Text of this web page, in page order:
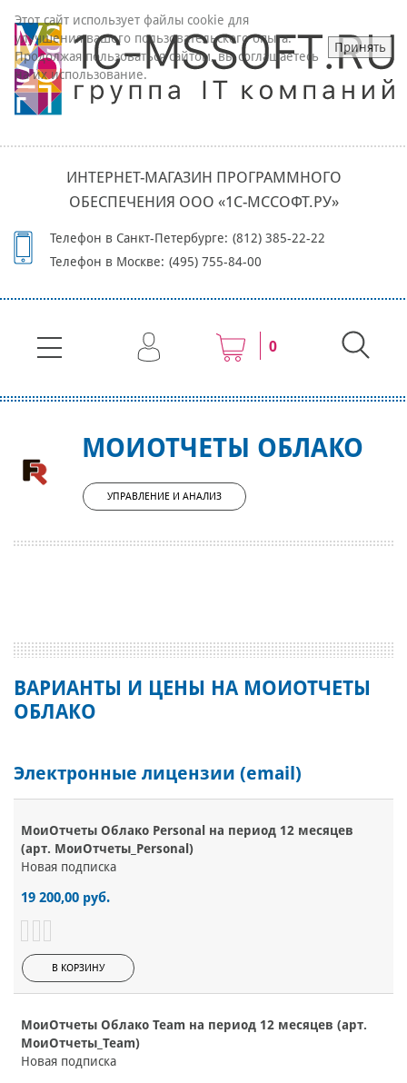
ИНТЕРНЕТ-МАГАЗИН ПРОГРАММНОГО
ОБЕСПЕЧЕНИЯ ООО «1С-МССОФТ.РУ»
Телефон в Санкт-Петербурге: (812) 385-22-22
Телефон в Москве: (495) 755-84-00
0
МОИОТЧЕТЫ ОБЛАКО
УПРАВЛЕНИЕ И АНАЛИЗ
ВАРИАНТЫ И ЦЕНЫ НА МОИОТЧЕТЫ
ОБЛАКО
Электронные лицензии (email)
МоиОтчеты Облако Personal на период 12 месяцев
(арт. МоиОтчеты_Personal)
Новая подписка
19 200,00 руб.
В КОРЗИНУ
МоиОтчеты Облако Team на период 12 месяцев (арт.
МоиОтчеты_Team)
Новая подписка
Этот сайт использует файлы cookie для
улучшения вашего пользовательского опыта.
Продолжая пользоваться сайтом, вы соглашаетесь
на их использование.
Принять